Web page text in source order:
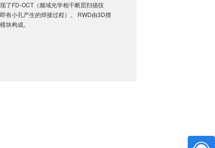
了FD-OCT（频域光学相干断层扫描技
有小孔产生的焊接过程）。 RWD由3D摆
块构成。